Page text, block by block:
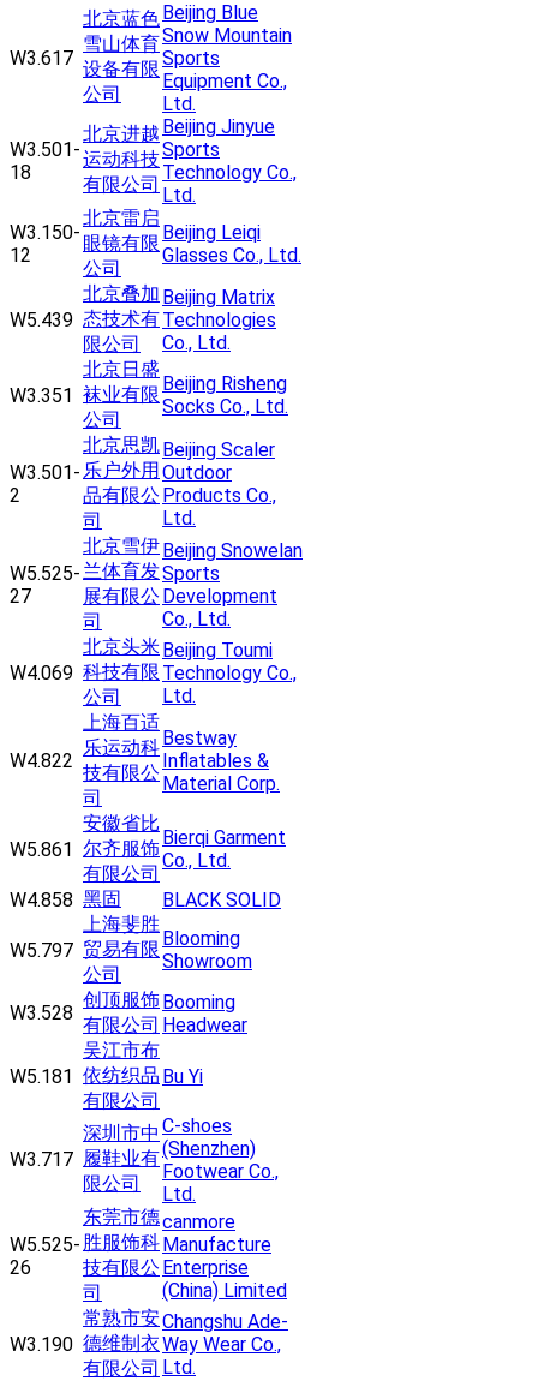
W3.617
北京蓝色
雪山体育
设备有限
公司
Beijing Blue
Snow Mountain
Sports
Equipment Co.,
Ltd.
W3.501-
18
北京进越
运动科技
有限公司
Beijing Jinyue
Sports
Technology Co.,
Ltd.
W3.150-
12
北京雷启
眼镜有限
公司
Beijing Leiqi
Glasses Co., Ltd.
W5.439
北京叠加
态技术有
限公司
Beijing Matrix
Technologies
Co., Ltd.
W3.351
北京日盛
袜业有限
公司
Beijing Risheng
Socks Co., Ltd.
W3.501-
2
北京思凯
乐户外用
品有限公
司
Beijing Scaler
Outdoor
Products Co.,
Ltd.
W5.525-
27
北京雪伊
兰体育发
展有限公
司
Beijing Snowelan
Sports
Development
Co., Ltd.
W4.069
北京头米
科技有限
公司
Beijing Toumi
Technology Co.,
Ltd.
W4.822
上海百适
乐运动科
技有限公
司
Bestway
Inflatables &
Material Corp.
W5.861
安徽省比
尔齐服饰
有限公司
Bierqi Garment
Co., Ltd.
W4.858 黑固 BLACK SOLID
W5.797
上海斐胜
贸易有限
公司
Blooming
Showroom
W3.528
创顶服饰
有限公司
Booming
Headwear
W5.181
吴江市布
依纺织品
有限公司
Bu Yi
W3.717
深圳市中
履鞋业有
限公司
C-shoes
(Shenzhen)
Footwear Co.,
Ltd.
W5.525-
26
东莞市德
胜服饰科
技有限公
司
canmore
Manufacture
Enterprise
(China) Limited
W3.190
常熟市安
德维制衣
有限公司
Changshu Ade-
Way Wear Co.,
Ltd.